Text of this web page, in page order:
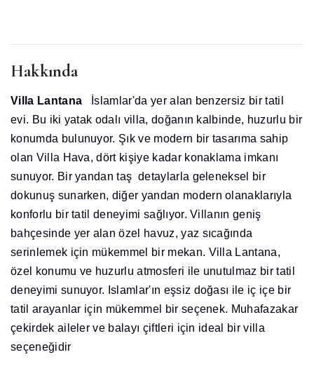
Hakkında
Villa Lantana
İslamlar'da yer alan benzersiz bir tatil
evi. Bu iki yatak odalı villa, doğanın kalbinde, huzurlu bir
konumda bulunuyor. Şık ve modern bir tasarıma sahip
olan Villa Hava, dört kişiye kadar konaklama imkanı
sunuyor. Bir yandan taş detaylarla geleneksel bir
dokunuş sunarken, diğer yandan modern olanaklarıyla
konforlu bir tatil deneyimi sağlıyor. Villanın geniş
bahçesinde yer alan özel havuz, yaz sıcağında
serinlemek için mükemmel bir mekan. Villa Lantana,
özel konumu ve huzurlu atmosferi ile unutulmaz bir tatil
deneyimi sunuyor. Islamlar'ın eşsiz doğası ile iç içe bir
tatil arayanlar için mükemmel bir seçenek. Muhafazakar
çekirdek aileler ve balayı çiftleri için ideal bir villa
seçeneğidir